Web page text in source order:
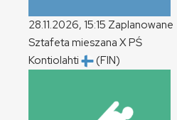
28.11.2026, 15:15 Zaplanowane
Sztafeta mieszana XPŚ
Kontiolahti
(FIN)